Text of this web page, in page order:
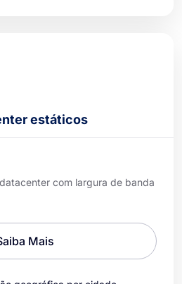
estáticos
com largura de banda
Mais